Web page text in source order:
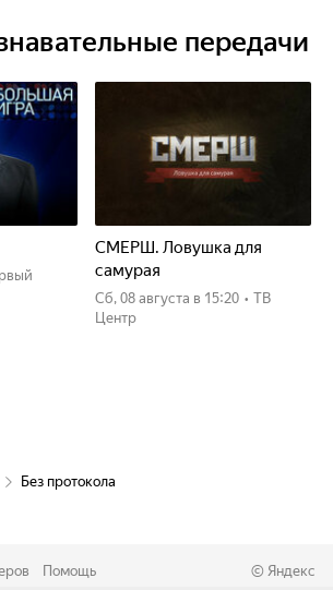
передачи
СМЕРШ. Ловушка для
самурая
сб, 08 августа в 15:20 • ТВ
Центр
Без протокола
Помощь © Яндекс